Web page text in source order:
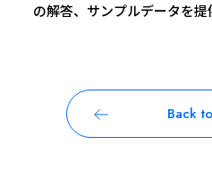
の解答、サンプルデータを提
Back